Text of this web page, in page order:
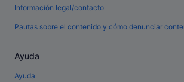
Información legal/contacto
Pautas sobre el contenido y cómo denunciar
Ayuda
Ayuda